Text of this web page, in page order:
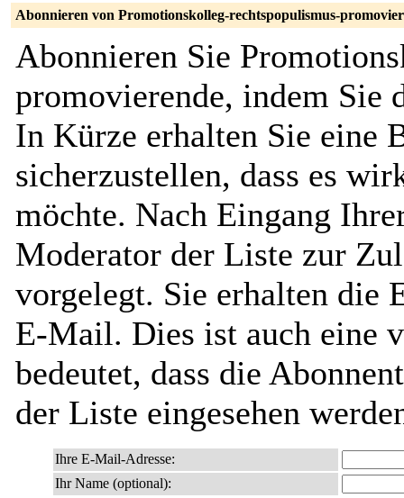
Abonnieren von Promotionskolleg-rechtspopulismus-
Abonnieren Sie
promovierende, indem Sie
In Kürze erhalten Sie eine
sicherzustellen, dass es
möchte. Nach Eingang
Moderator der Liste zur
vorgelegt. Sie erhalten die
E-Mail. Dies ist auch eine
bedeutet, dass die
der Liste eingesehen
Ihre E-Mail-Adresse:
Ihr Name (optional):